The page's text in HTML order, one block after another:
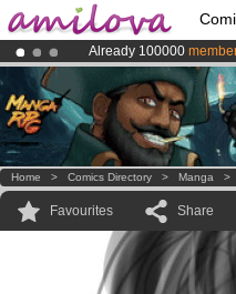
Already 100000
Premium membership
AmilovaKickstarter is
Home > Comics Directory > Manga >
Favourites Share